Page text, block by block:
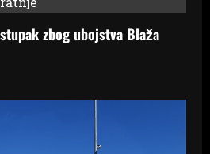
zbog ubojstva Blaža